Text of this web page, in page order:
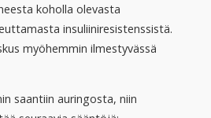
koholla olevasta
insuliiniresistenssistä.
myöhemmin ilmestyvässä
saantiin auringosta, niin